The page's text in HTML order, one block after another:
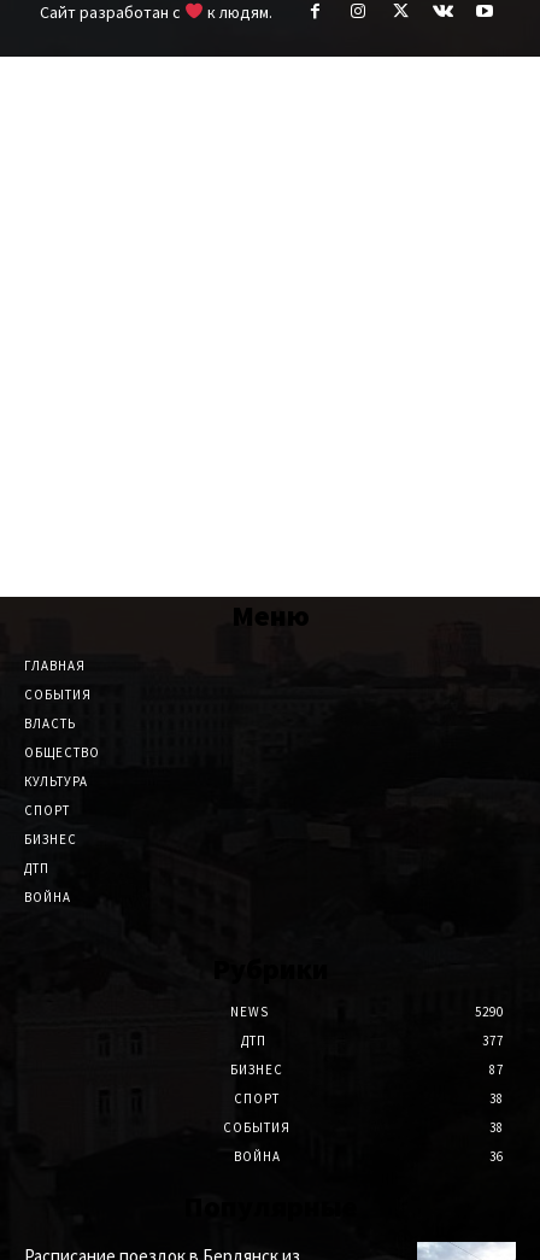
Cайт разработан с
к людям.
Меню
ГЛАВНАЯ
СОБЫТИЯ
ВЛАСТЬ
ОБЩЕСТВО
КУЛЬТУРА
СПОРТ
БИЗНЕС
ДТП
ВОЙНА
NEWS
5290
ДТП
377
БИЗНЕС
87
СПОРТ
38
СОБЫТИЯ
38
ВОЙНА
36